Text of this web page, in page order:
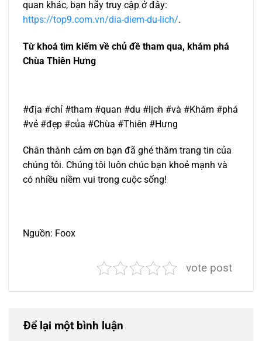
quan khác, bạn hãy truy cập ở đây:
https://top9.com.vn/dia-diem-du-lich/.
Từ khoá tìm kiếm về chủ đề tham qua, khám phá
Chùa Thiên Hưng
#địa #chỉ #tham #quan #du #lịch #và #Khám #phá
#vẻ #đẹp #của #Chùa #Thiên #Hưng
Chân thành cảm ơn bạn đã ghé thăm trang tin của
chúng tôi. Chúng tôi luôn chúc bạn khoẻ mạnh và
có nhiều niềm vui trong cuộc sống!
Nguồn: Foox
vote post
Để lại một bình luận